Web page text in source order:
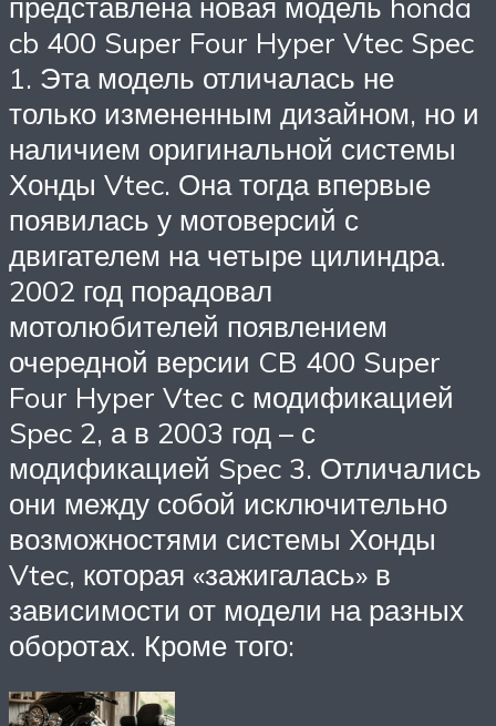
cb 400 Super Four Hyper Vtec Spec
1. Эта модель отличалась не
только измененным дизайном, но и
наличием оригинальной системы
Хонды Vtec. Она тогда впервые
появилась у мотоверсий с
двигателем на четыре цилиндра.
2002 год порадовал
мотолюбителей появлением
очередной версии CB 400 Super
Four Hyper Vtec с модификацией
Spec 2, а в 2003 год – с
модификацией Spec 3. Отличались
они между собой исключительно
возможностями системы Хонды
Vtec, которая «зажигалась» в
зависимости от модели на разных
оборотах. Кроме того: